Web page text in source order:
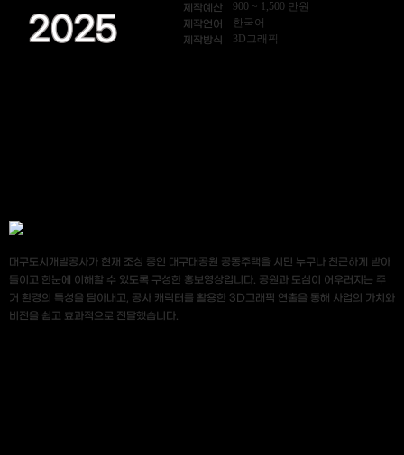
2025
제작예산 900 ~ 1,500 만원
제작언어 한국어
제작방식 3D그래픽
대구도시개발공사가 현재 조성 중인 대구대공원 공동주택을 시민 누구나 친근하게 받아
들이고 한눈에 이해할 수 있도록 구성한 홍보영상입니다. 공원과 도심이 어우러지는 주
거 환경의 특성을 담아내고, 공사 캐릭터를 활용한 3D그래픽 연출을 통해 사업의 가치와
비전을 쉽고 효과적으로 전달했습니다.